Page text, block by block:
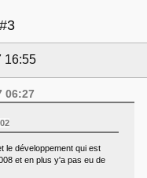
16:55
06:27
le développement qui est
et en plus y'a pas eu de